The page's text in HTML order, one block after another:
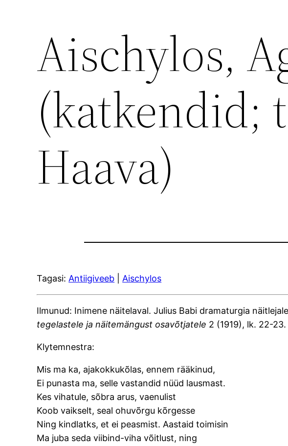
Aischylos,
(katkendid;
Haava)
Tagasi: Antiigiveeb Aischylos
Ilmunud: Inimene näitelaval. Julius Babi dramaturgia
tegelastele ja näitemängust osavõtjatele 2 (1919), lk. 22-23.
Klytemnestra:
Mis ma ka, ajakokkukõlas, ennem rääkinud,
Ei punasta ma, selle vastandid nüüd lausmast.
Kes vihatule, sõbra arus, vaenulist
Koob vaikselt, seal ohuvõrgu kõrgesse
Ning kindlatks, et ei peasmist. Aastaid toimisin
Ma juba seda viibind-viha võitlust, ning